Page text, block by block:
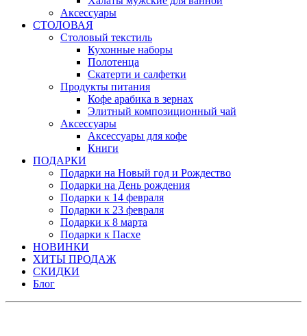
Аксессуары
СТОЛОВАЯ
Столовый текстиль
Кухонные наборы
Полотенца
Скатерти и салфетки
Продукты питания
Кофе арабика в зернах
Элитный композиционный чай
Аксессуары
Аксессуары для кофе
Книги
ПОДАРКИ
Подарки на Новый год и Рождество
Подарки на День рождения
Подарки к 14 февраля
Подарки к 23 февраля
Подарки к 8 марта
Подарки к Пасхе
НОВИНКИ
ХИТЫ ПРОДАЖ
СКИДКИ
Блог